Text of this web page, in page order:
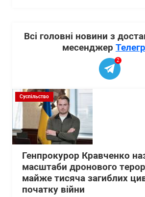
Всі головні новини з
месенджер
2
Суспільство
Генпрокурор Кравченко
масштаби дронового
майже тисяча загиблих
початку війни